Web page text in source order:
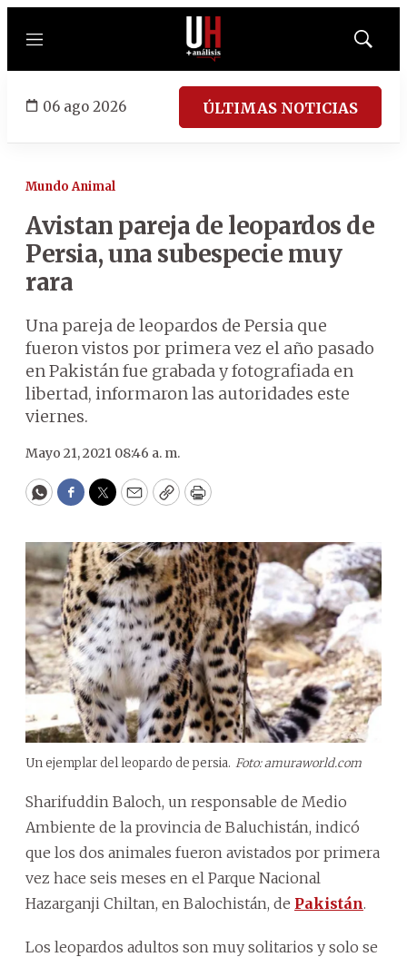
Menú
Mostrar
06 ago 2026 ÚLTIMAS NOTICIAS
Mundo Animal
Avistan pareja de leopardos de
Persia, una subespecie muy
rara
Una pareja de leopardos de Persia que
fueron vistos por primera vez el año pasado
en Pakistán fue grabada y fotografiada en
libertad, informaron las autoridades este
viernes.
Mayo 21, 2021 08:46 a. m.
WhatsApp
Facebook
Twitter
EmailCopyPrint
Un ejemplar del leopardo de persia. Foto: amuraworld.com
Sharifuddin Baloch, un responsable de Medio
Ambiente de la provincia de Baluchistán, indicó
que los dos animales fueron avistados por primera
vez hace seis meses en el Parque Nacional
Hazarganji Chiltan, en Balochistán, de Pakistán.
Los leopardos adultos son muy solitarios y solo se